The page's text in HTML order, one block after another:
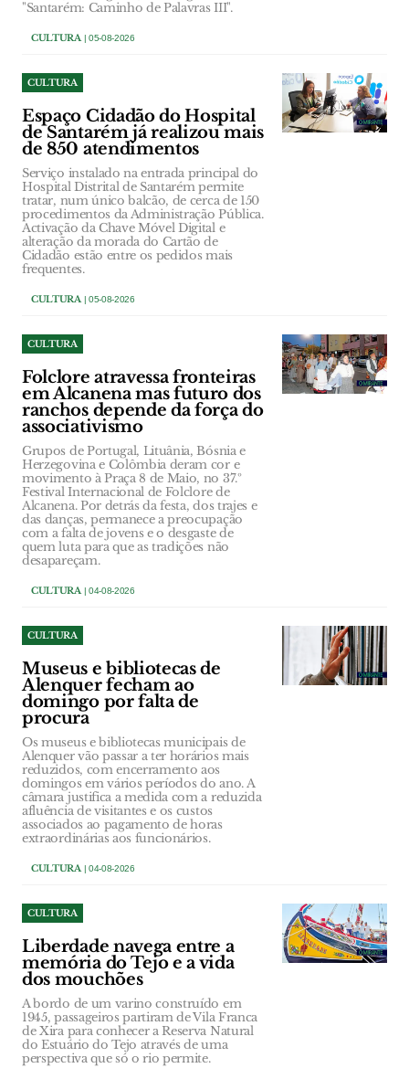
"Santarém: Caminho de Palavras III".
CULTURA| 05-08-2026
CULTURA
Espaço Cidadão do Hospital
de Santarém já realizou mais
de 850 atendimentos
Serviço instalado na entrada principal do
Hospital Distrital de Santarém permite
tratar, num único balcão, de cerca de 150
procedimentos da Administração Pública.
Activação da Chave Móvel Digital e
alteração da morada do Cartão de
Cidadão estão entre os pedidos mais
frequentes.
CULTURA| 05-08-2026
CULTURA
Folclore atravessa fronteiras
em Alcanena mas futuro dos
ranchos depende da força do
associativismo
Grupos de Portugal, Lituânia, Bósnia e
Herzegovina e Colômbia deram cor e
movimento à Praça 8 de Maio, no 37.º
Festival Internacional de Folclore de
Alcanena. Por detrás da festa, dos trajes e
das danças, permanece a preocupação
com a falta de jovens e o desgaste de
quem luta para que as tradições não
desapareçam.
CULTURA| 04-08-2026
CULTURA
Museus e bibliotecas de
Alenquer fecham ao
domingo por falta de
procura
Os museus e bibliotecas municipais de
Alenquer vão passar a ter horários mais
reduzidos, com encerramento aos
domingos em vários períodos do ano. A
câmara justifica a medida com a reduzida
afluência de visitantes e os custos
associados ao pagamento de horas
extraordinárias aos funcionários.
CULTURA| 04-08-2026
CULTURA
Liberdade navega entre a
memória do Tejo e a vida
dos mouchões
A bordo de um varino construído em
1945, passageiros partiram de Vila Franca
de Xira para conhecer a Reserva Natural
do Estuário do Tejo através de uma
perspectiva que só o rio permite.